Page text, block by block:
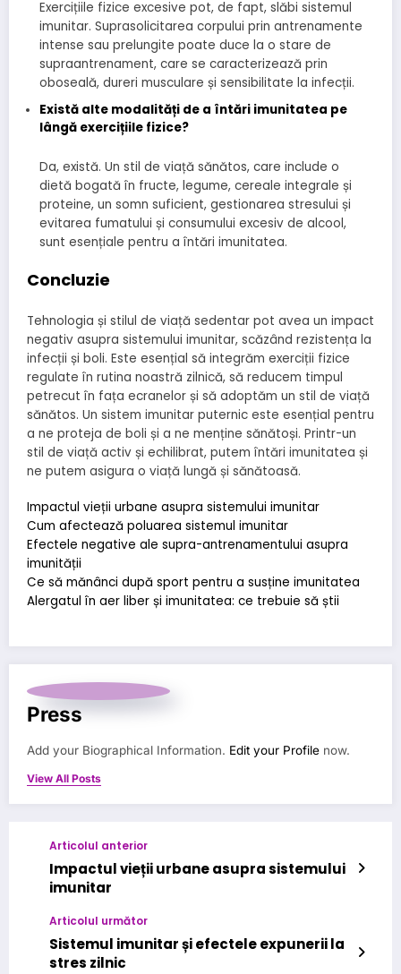
Exercițiile fizice excesive pot, de fapt, slăbi sistemul
imunitar. Suprasolicitarea corpului prin antrenamente
intense sau prelungite poate duce la o stare de
supraantrenament, care se caracterizează prin
oboseală, dureri musculare și sensibilitate la infecții.
Există alte modalități de a întări imunitatea pe
lângă exercițiile fizice?
Da, există. Un stil de viață sănătos, care include o
dietă bogată în fructe, legume, cereale integrale și
proteine, un somn suficient, gestionarea stresului și
evitarea fumatului și consumului excesiv de alcool,
sunt esențiale pentru a întări imunitatea.
Concluzie
Tehnologia și stilul de viață sedentar pot avea un impact
negativ asupra sistemului imunitar, scăzând rezistența la
infecții și boli. Este esențial să integrăm exerciții fizice
regulate în rutina noastră zilnică, să reducem timpul
petrecut în fața ecranelor și să adoptăm un stil de viață
sănătos. Un sistem imunitar puternic este esențial pentru
a ne proteja de boli și a ne menține sănătoși. Printr-un
stil de viață activ și echilibrat, putem întări imunitatea și
ne putem asigura o viață lungă și sănătoasă.
Impactul vieții urbane asupra sistemului imunitar
Cum afectează poluarea sistemul imunitar
Efectele negative ale supra-antrenamentului asupra
imunității
Ce să mănânci după sport pentru a susține imunitatea
Alergatul în aer liber și imunitatea: ce trebuie să știi
Press
Add your Biographical Information. Edit your Profile now.
View All Posts
Articolul anterior
Impactul vieții urbane asupra sistemului
imunitar
Articolul următor
Sistemul imunitar și efectele expunerii la
stres zilnic